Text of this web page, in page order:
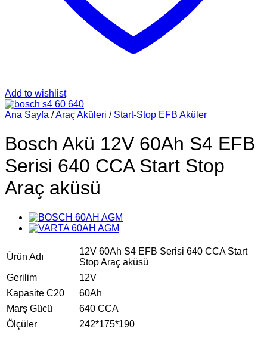
Add to wishlist
Ana Sayfa /Araç Aküleri / Start-Stop EFB Aküler
Bosch Akü 12V 60Ah S4 EFB
Serisi 640 CCA Start Stop
Araç aküsü
Ürün Adı
12V 60Ah S4 EFB Serisi 640 CCA Start
Stop Araç aküsü
Gerilim
12V
Kapasite C20
60Ah
Marş Gücü
640 CCA
Ölçüler
242*175*190